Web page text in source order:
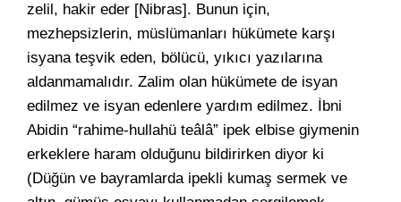
zelil, hakir eder [Nibras]. Bunun için,
mezhepsizlerin, müslümanları hükümete karşı
isyana teşvik eden, bölücü, yıkıcı yazılarına
aldanmamalıdır. Zalim olan hükümete de isyan
edilmez ve isyan edenlere yardım edilmez. İbni
Abidin “rahime-hullahü teâlâ” ipek elbise giymenin
erkeklere haram olduğunu bildirirken diyor ki
(Düğün ve bayramlarda ipekli kumaş sermek ve